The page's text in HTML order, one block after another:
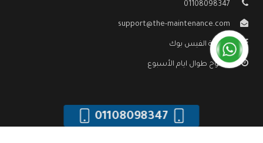
01108098347
support@the-maintenance.com
صفحة الفيس بوك
مفتوح طوال ايام الأسبوع
01108098347